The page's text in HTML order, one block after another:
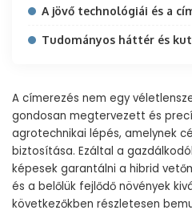
A jövő technológiái és a
Tudományos háttér és
A címerezés nem egy
gondosan megtervezett és
agrotechnikai lépés, amelynek
biztosítása. Ezáltal a
képesek garantálni a hibrid
és a belőlük fejlődő növények
következőkben részletesen